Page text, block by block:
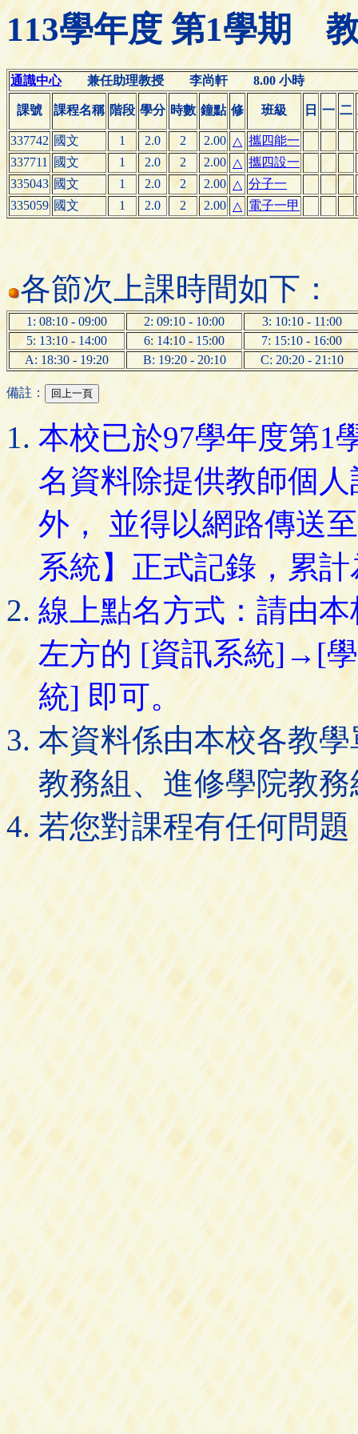
113學年度 第1學期
通識中心兼任助理教授 李尚軒 8.00 小時
課號 課程名稱 階段 學分 時數 鐘點 修 班級 日 一 二
337742 國文 1 2.0 2 2.00 △ 攜四能一
337711 國文 1 2.0 2 2.00 △ 攜四設一
335043 國文 1 2.0 2 2.00 △ 分子一
335059 國文 1 2.0 2 2.00 △ 電子一甲
各節次上課時間如下：
1: 08:10 - 09:00 2: 09:10 - 10:00
3: 10:10 - 11:00
5: 13:10 - 14:00
6: 14:10 - 15:00
7: 15:10 - 16:00
A: 18:30 - 19:20
B: 19:20 - 20:10 C: 20:20 - 21:10
備註：
本校已於97學年度第1
名資料除提供教師個
外， 並得以網路傳送
系統】正式記錄，累
線上點名方式：請由
左方的 [資訊系統]→[
統] 即可。
本資料係由本校各教
教務組、進修學院教
若您對課程有任何問